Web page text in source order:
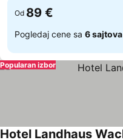
Od 89 €
Pogledaj cene sa 6 sajtova
Popularan izbor
Hotel Landhaus